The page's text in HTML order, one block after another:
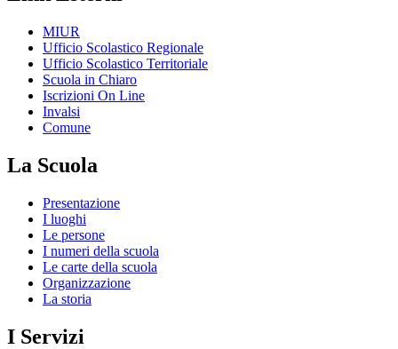
MIUR
Ufficio Scolastico Regionale
Ufficio Scolastico Territoriale
Scuola in Chiaro
Iscrizioni On Line
Invalsi
Comune
La Scuola
Presentazione
I luoghi
Le persone
I numeri della scuola
Le carte della scuola
Organizzazione
La storia
I Servizi